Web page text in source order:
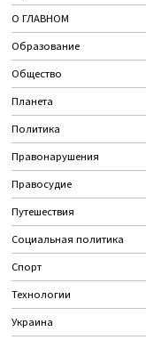
О ГЛАВНОМ
Образование
Общество
Планета
Политика
Правонарушения
Правосудие
Путешествия
Социальная политика
Спорт
Технологии
Украина